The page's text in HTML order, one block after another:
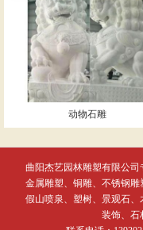
动物石雕
曲阳杰艺园林雕塑有限公司
金属雕塑、铜雕、不锈钢雕
假山喷泉、塑树、景观石
装饰、石